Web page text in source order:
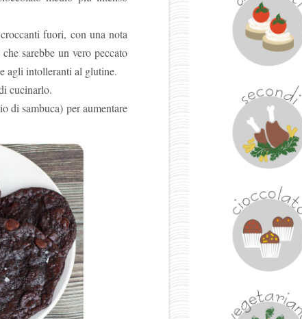
fuori, con una nota
sarebbe un vero peccato
agli intolleranti al glutine.
cucinarlo.
di sambuca) per aumentare